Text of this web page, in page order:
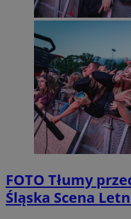
FOTO Tłumy
Śląska Scena